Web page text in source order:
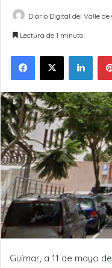
Diario Digital del Valle
Lectura de 1 minuto
Güímar, a 11 de mayo